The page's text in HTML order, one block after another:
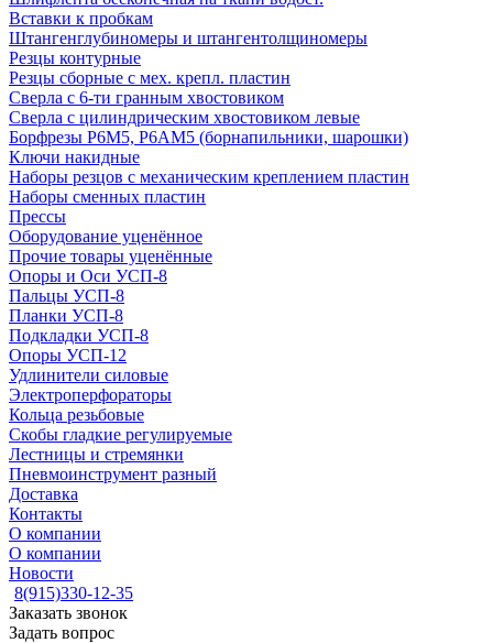
Вставки к пробкам
Штангенглубиномеры и штангентолщиномеры
Резцы контурные
Резцы сборные с мех. крепл. пластин
Сверла с 6-ти гранным хвостовиком
Сверла с цилиндрическим хвостовиком левые
Борфрезы Р6М5, Р6АМ5 (борнапильники, шарошки)
Ключи накидные
Наборы резцов с механическим креплением пластин
Наборы сменных пластин
Прессы
Оборудование уценённое
Прочие товары уценённые
Опоры и Оси УСП-8
Пальцы УСП-8
Планки УСП-8
Подкладки УСП-8
Опоры УСП-12
Удлинители силовые
Электроперфораторы
Кольца резьбовые
Скобы гладкие регулируемые
Лестницы и стремянки
Пневмоинструмент разный
Доставка
Контакты
О компании
О компании
Новости
8(915)330-12-35
Заказать звонок
Задать вопрос